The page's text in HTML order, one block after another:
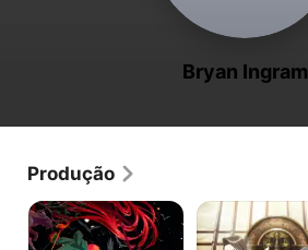
Bryan Ingram
Produção
The
Ancient
Magus'
Ace
Attorney